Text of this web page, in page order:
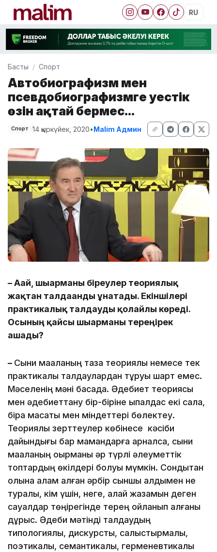
RU
Басты Спорт
Автобиографизм мен
псевдобиографизмге әуестік
өзін ақтай бермес...
Спорт 14 қыркүйек, 2020•Malim Админ
– Ағай, шығарманы біреулер теориялық
жақтан талдағанды ұнатады. Екіншілері
практикалық талдауды қолайлы көреді.
Осының қайсы шығарманы тереңірек
ашады?
– Сыни мақаланың таза теориялық немесе тек
практикалық талдаулардан тұруы шарт емес.
Мәселенің мәні басқада. Әдебиет теориясы
мен әдебиеттану бір-біріне ықпалдас екі сала,
бірақ мақсаты мен міндеттері бөлектеу.
Теориялық зерттеулер көбінесе кәсіби
дайындығы бар мамандарға арналса, сыни
мақаланың оқырманы әр түрлі әлеуметтік
топтардың өкілдері болуы мүмкін. Сондықтан
қолына қалам алған әрбір сыншы алдымен не
туралы, кім үшін, неге, қалай жазамын деген
сауалдар төңірегінде терең ойланып алғаны
дұрыс. Әдеби мәтінді талдаудың
типологиялық, дискурстық, салыстырмалы,
поэтикалық, семантикалық, герменевтикалық